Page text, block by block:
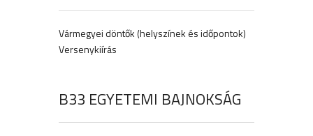
Vármegyei döntők (helyszínek és időpontok)
Versenykiírás
B33 EGYETEMI BAJNOKSÁG